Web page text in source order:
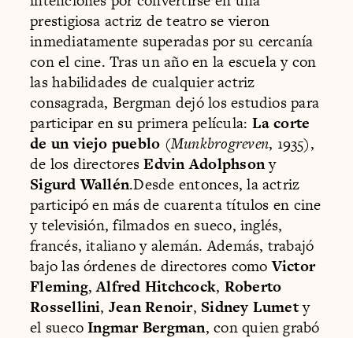
prestigiosa actriz de teatro se vieron
inmediatamente superadas por su cercanía
con el cine. Tras un año en la escuela y con
las habilidades de cualquier actriz
consagrada, Bergman dejó los estudios para
participar en su primera película: La corte
de un viejo pueblo (Munkbrogreven, 1935),
de los directoresEdvin Adolphsony
Sigurd Wallén.Desde entonces, la actriz
participó en más de cuarenta títulos en cine
y televisión, filmados en sueco, inglés,
francés, italiano y alemán. Además, trabajó
bajo las órdenes de directores comoVictor
Fleming,Alfred Hitchcock, Roberto
Rossellini, Jean Renoir, Sidney Lumety
el suecoIngmar Bergman, con quien grabó